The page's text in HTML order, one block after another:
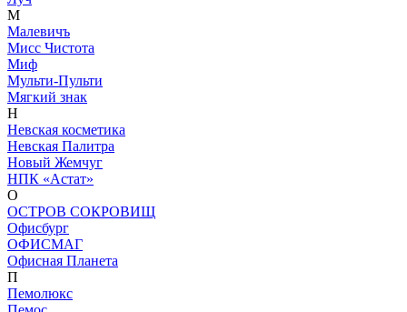
М
Малевичъ
Мисс Чистота
Миф
Мульти-Пульти
Мягкий знак
Н
Невская косметика
Невская Палитра
Новый Жемчуг
НПК «Астат»
О
ОСТРОВ СОКРОВИЩ
Офисбург
ОФИСМАГ
Офисная Планета
П
Пемолюкс